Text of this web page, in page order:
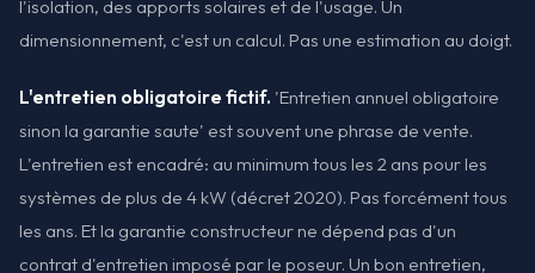
l'isolation, des apports solaires et de l'usage. Un
dimensionnement, c'est un calcul. Pas une estimation au doigt.
L'entretien obligatoire fictif. 'Entretien annuel obligatoire
sinon la garantie saute' est souvent une phrase de vente.
L'entretien est encadré: au minimum tous les 2 ans pour les
systèmes de plus de 4 kW (décret 2020). Pas forcément tous
les ans. Et la garantie constructeur ne dépend pas d'un
contrat d'entretien imposé par le poseur. Un bon entretien,